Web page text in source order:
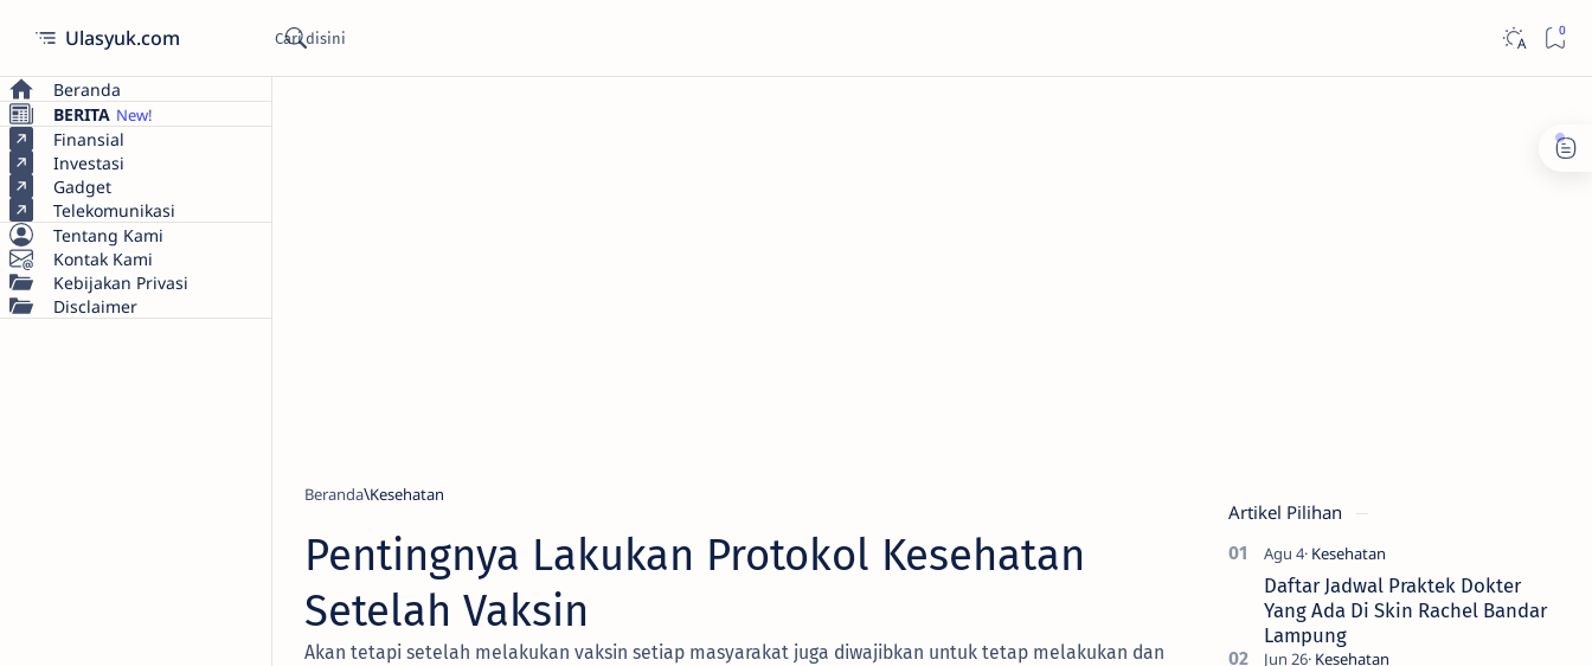
Ulasyuk.com
Beranda
BERITA
Finansial
Investasi
Gadget
Telekomunikasi
Tentang Kami
Kontak Kami
Kebijakan Privasi
Disclaimer
Beranda Kesehatan
Pentingnya Lakukan Protokol Kesehatan
Setelah Vaksin
Akan tetapi setelah melakukan vaksin setiap masyarakat juga diwajibkan untuk tetap melakukan dan
Artikel Pilihan
Daftar Jadwal Praktek Dokter
Yang Ada Di Skin Rachel Bandar
Lampung